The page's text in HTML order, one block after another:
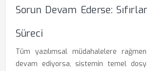
Sorun Devam Ederse:
Süreci
Tüm yazılımsal müdahalelere
devam ediyorsa, sistemin temel